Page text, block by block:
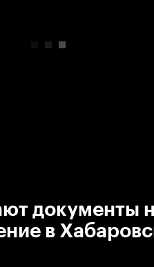
документы
в